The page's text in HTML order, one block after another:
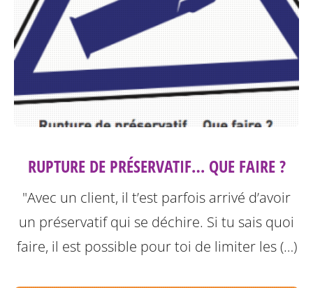
RUPTURE DE PRÉSERVATIF… QUE FAIRE ?
"Avec un client, il t’est parfois arrivé d’avoir
un préservatif qui se déchire. Si tu sais quoi
faire, il est possible pour toi de limiter les (…)